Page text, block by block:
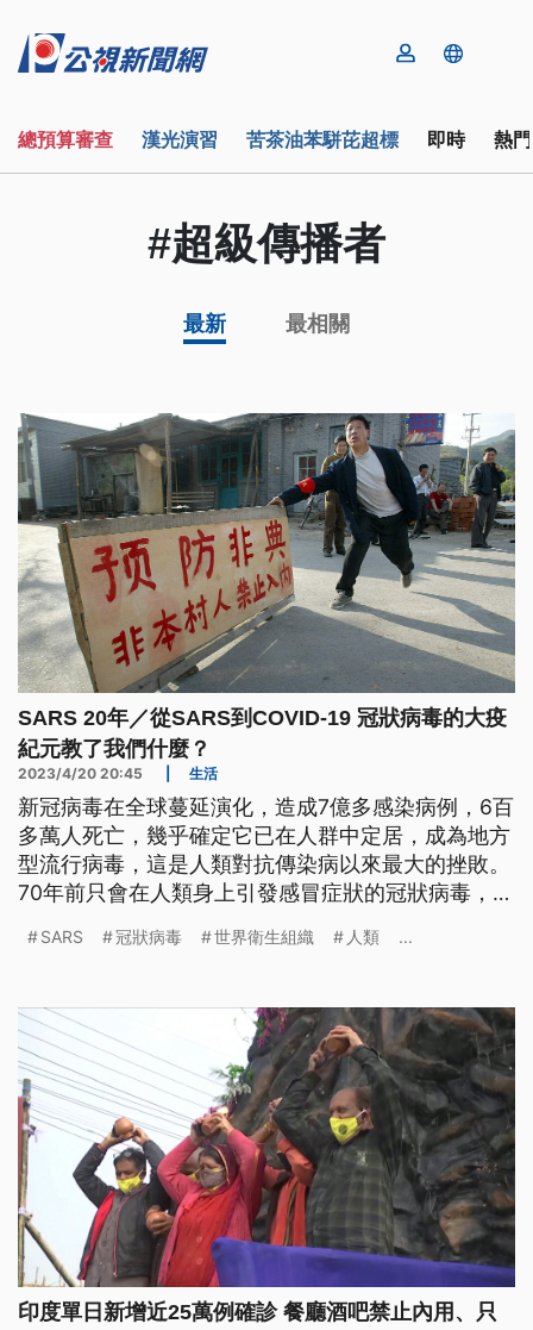
總預算審查 漢光演習 苦茶油苯駢芘超標 即時 熱
#超級傳播者
最新 最相關
SARS 20年／從SARS到COVID-19 冠狀病毒的大疫
紀元教了我們什麼？
2023/4/20 20:45 生活
新冠病毒在全球蔓延演化，造成7億多感染病例，6百
多萬人死亡，幾乎確定它已在人群中定居，成為地方
型流行病毒，這是人類對抗傳染病以來最大的挫敗。
70年前只會在人類身上引發感冒症狀的冠狀病毒，在
年，不同冠狀病毒又再引發更大的瘟疫。中研院流行
性防疫策略已是人類刻不容緩的課題。
SARS 冠狀病毒 世界衛生組織 人類 ...
印度單日新增近25萬例確診 餐廳酒吧禁止內用、只